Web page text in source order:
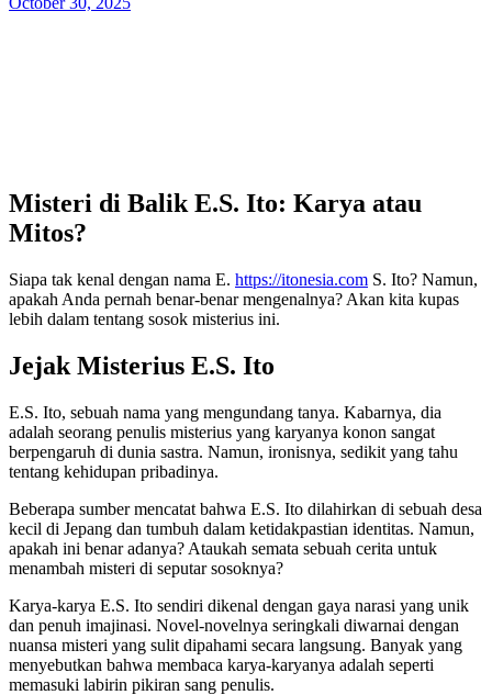
Misteri di Balik E.S. Ito: Karya atau
Mitos?
Siapa tak kenal dengan nama E. https://itonesia.com S. Ito? Namun,
apakah Anda pernah benar-benar mengenalnya? Akan kita kupas
lebih dalam tentang sosok misterius ini.
Jejak Misterius E.S. Ito
E.S. Ito, sebuah nama yang mengundang tanya. Kabarnya, dia
adalah seorang penulis misterius yang karyanya konon sangat
berpengaruh di dunia sastra. Namun, ironisnya, sedikit yang tahu
tentang kehidupan pribadinya.
Beberapa sumber mencatat bahwa E.S. Ito dilahirkan di sebuah desa
kecil di Jepang dan tumbuh dalam ketidakpastian identitas. Namun,
apakah ini benar adanya? Ataukah semata sebuah cerita untuk
menambah misteri di seputar sosoknya?
Karya-karya E.S. Ito sendiri dikenal dengan gaya narasi yang unik
dan penuh imajinasi. Novel-novelnya seringkali diwarnai dengan
nuansa misteri yang sulit dipahami secara langsung. Banyak yang
menyebutkan bahwa membaca karya-karyanya adalah seperti
memasuki labirin pikiran sang penulis.